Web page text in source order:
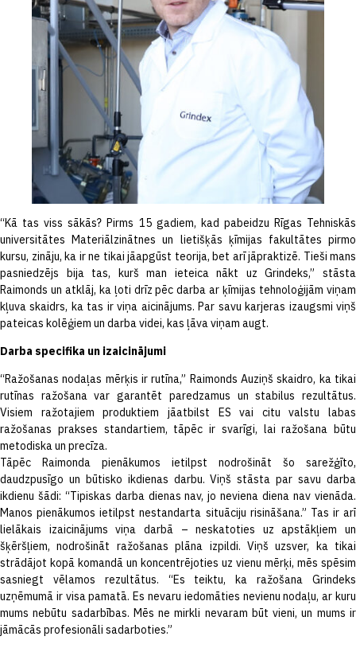
“Kā tas viss sākās? Pirms 15 gadiem, kad pabeidzu Rīgas Tehniskās
universitātes Materiālzinātnes un lietišķās ķīmijas fakultātes pirmo
kursu, zināju, ka ir ne tikai jāapgūst teorija, bet arī jāpraktizē. Tieši mans
pasniedzējs bija tas, kurš man ieteica nākt uz Grindeks,” stāsta
Raimonds un atklāj, ka ļoti drīz pēc darba ar ķīmijas tehnoloģijām viņam
kļuva skaidrs, ka tas ir viņa aicinājums. Par savu karjeras izaugsmi viņš
pateicas kolēģiem un darba videi, kas ļāva viņam augt.
Darba specifika un izaicinājumi
“Ražošanas nodaļas mērķis ir rutīna,” Raimonds Auziņš skaidro, ka tikai
rutīnas ražošana var garantēt paredzamus un stabilus rezultātus.
Visiem ražotajiem produktiem jāatbilst ES vai citu valstu labas
ražošanas prakses standartiem, tāpēc ir svarīgi, lai ražošana būtu
metodiska un precīza.
Tāpēc Raimonda pienākumos ietilpst nodrošināt šo sarežģīto,
daudzpusīgo un būtisko ikdienas darbu. Viņš stāsta par savu darba
ikdienu šādi: “Tipiskas darba dienas nav, jo neviena diena nav vienāda.
Manos pienākumos ietilpst nestandarta situāciju risināšana.” Tas ir arī
lielākais izaicinājums viņa darbā – neskatoties uz apstākļiem un
šķēršļiem, nodrošināt ražošanas plāna izpildi. Viņš uzsver, ka tikai
strādājot kopā komandā un koncentrējoties uz vienu mērķi, mēs spēsim
sasniegt vēlamos rezultātus. “Es teiktu, ka ražošana Grindeks
uzņēmumā ir visa pamatā. Es nevaru iedomāties nevienu nodaļu, ar kuru
mums nebūtu sadarbības. Mēs ne mirkli nevaram būt vieni, un mums ir
jāmācās profesionāli sadarboties.”